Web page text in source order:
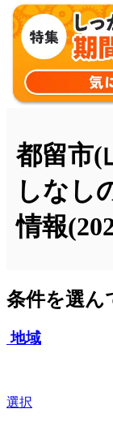
都留市(
しなし
情報
条件を選ん
地域
選択